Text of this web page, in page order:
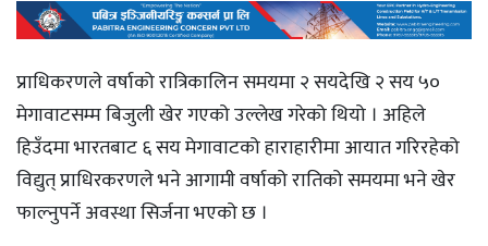
प्राधिकरणले वर्षाको रात्रिकालिन समयमा २ सयदेखि २ सय ५०
मेगावाटसम्म बिजुली खेर गएको उल्लेख गरेको थियो । अहिले
हिउँदमा भारतबाट ६ सय मेगावाटको हाराहारीमा आयात गरिरहेको
विद्युत् प्राधिरकरणले भने आगामी वर्षाको रातिको समयमा भने खेर
फाल्नुपर्ने अवस्था सिर्जना भएको छ ।